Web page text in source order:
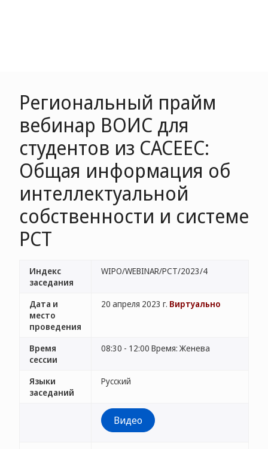
Pегиональный прайм
вебинар ВОИС для
студентов из CACEEC:
Общая информация об
интеллектуальной
собственности и системе
РСТ
Индекс
заседания
WIPO/WEBINAR/PCT/2023/4
Дата и
место
проведения
20 апреля 2023 г. Виртуально
Время
сессии
08:30 - 12:00 Время: Женева
Языки
заседаний
Русский
Видео